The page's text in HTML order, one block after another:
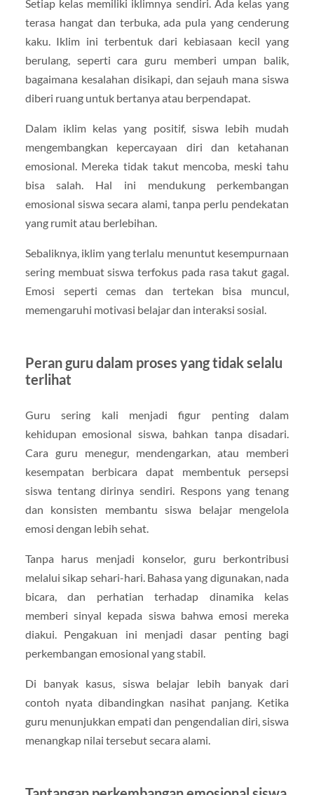
Setiap kelas memiliki iklimnya sendiri. Ada kelas yang
terasa hangat dan terbuka, ada pula yang cenderung
kaku. Iklim ini terbentuk dari kebiasaan kecil yang
berulang, seperti cara guru memberi umpan balik,
bagaimana kesalahan disikapi, dan sejauh mana siswa
diberi ruang untuk bertanya atau berpendapat.
Dalam iklim kelas yang positif, siswa lebih mudah
mengembangkan kepercayaan diri dan ketahanan
emosional. Mereka tidak takut mencoba, meski tahu
bisa salah. Hal ini mendukung perkembangan
emosional siswa secara alami, tanpa perlu pendekatan
yang rumit atau berlebihan.
Sebaliknya, iklim yang terlalu menuntut kesempurnaan
sering membuat siswa terfokus pada rasa takut gagal.
Emosi seperti cemas dan tertekan bisa muncul,
memengaruhi motivasi belajar dan interaksi sosial.
Peran guru dalam proses yang tidak selalu
terlihat
Guru sering kali menjadi figur penting dalam
kehidupan emosional siswa, bahkan tanpa disadari.
Cara guru menegur, mendengarkan, atau memberi
kesempatan berbicara dapat membentuk persepsi
siswa tentang dirinya sendiri. Respons yang tenang
dan konsisten membantu siswa belajar mengelola
emosi dengan lebih sehat.
Tanpa harus menjadi konselor, guru berkontribusi
melalui sikap sehari-hari. Bahasa yang digunakan, nada
bicara, dan perhatian terhadap dinamika kelas
memberi sinyal kepada siswa bahwa emosi mereka
diakui. Pengakuan ini menjadi dasar penting bagi
perkembangan emosional yang stabil.
Di banyak kasus, siswa belajar lebih banyak dari
contoh nyata dibandingkan nasihat panjang. Ketika
guru menunjukkan empati dan pengendalian diri, siswa
menangkap nilai tersebut secara alami.